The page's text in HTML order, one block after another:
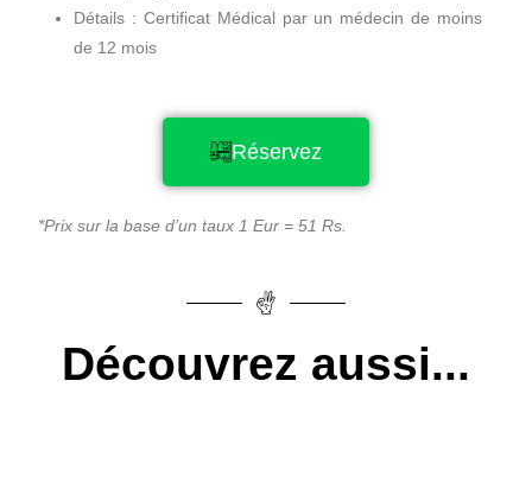
Détails : Certificat Médical par un médecin de moins
de 12 mois
Réservez
*Prix sur la base d’un taux 1 Eur = 51 Rs.
Découvrez aussi...